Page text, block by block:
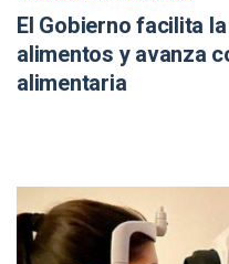
El Gobierno facilita
alimentos y avanza
alimentaria